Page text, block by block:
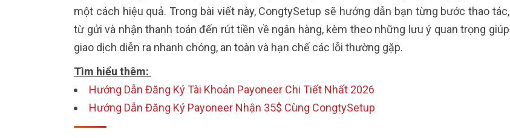
một cách hiệu quả. Trong bài viết này, CongtySetup sẽ hướng dẫn bạn từng bước thao tác,
từ gửi và nhận thanh toán đến rút tiền về ngân hàng, kèm theo những lưu ý quan trọng giúp
giao dịch diễn ra nhanh chóng, an toàn và hạn chế các lỗi thường gặp.
Tìm hiểu thêm:
Hướng Dẫn Đăng Ký Tài Khoản Payoneer Chi Tiết Nhất 2026
Hướng Dẫn Đăng Ký Payoneer Nhận 35$ Cùng CongtySetup